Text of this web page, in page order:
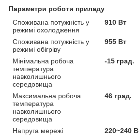
Параметри роботи приладу
Споживана потужність у
режимі охолодження
910 Вт
Споживана потужність у
режимі обігріву
955 Вт
Мінімальна робоча
температура
навколишнього
середовища
-15 град.
Максимальна робоча
температура
навколишнього
середовища
46 град.
Напруга мережі
220~240 В